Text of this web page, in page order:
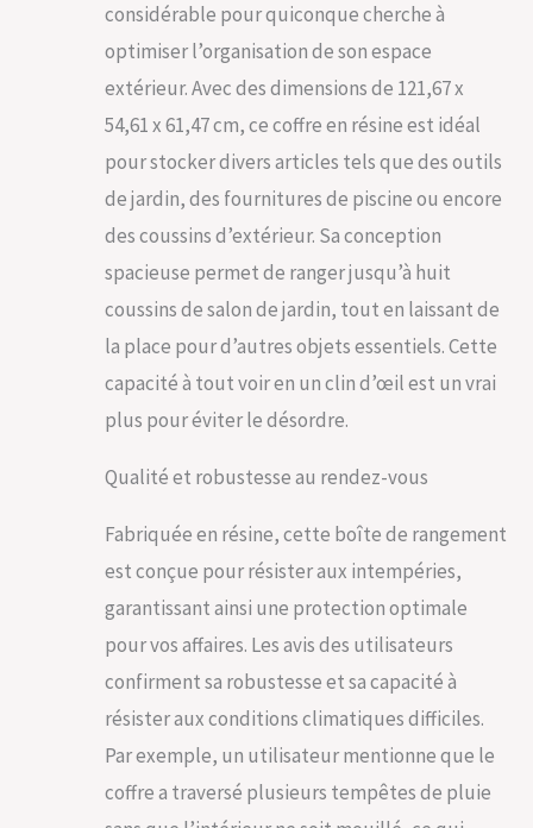
boîte pour les
années à venir
POLYVALENT - Peut
être utilisé à
l'extérieur pour
ranger les des
les outils de
jardinage, les
fournitures
d'extérieur et les
accessoires de
piscine ; le couvercle
verrouillable protège
vos articles en toute
CONCEPTION
couvercle s'ouvre
pour faciliter l'accès
à vos articles ; Conçu
avec des poignées
latérales
ergonomiques, il est
facile à transporter
Facile à assembler -
notre boîte de
rangement en plein
être Assemblée dans
une conception KD (
considérable pour quiconque cherche à
optimiser l’organisation de son espace
extérieur. Avec des dimensions de 121,67 x
54,61 x 61,47 cm, ce coffre en résine est idéal
pour stocker divers articles tels que des outils
de jardin, des fournitures de piscine ou encore
des coussins d’extérieur. Sa conception
spacieuse permet de ranger jusqu’à huit
coussins de salon de jardin, tout en laissant de
la place pour d’autres objets essentiels. Cette
capacité à tout voir en un clin d’œil est un vrai
plus pour éviter le désordre.
Qualité et robustesse au rendez-vous
Fabriquée en résine, cette boîte de rangement
est conçue pour résister aux intempéries,
garantissant ainsi une protection optimale
pour vos affaires. Les avis des utilisateurs
confirment sa robustesse et sa capacité à
résister aux conditions climatiques difficiles.
Par exemple, un utilisateur mentionne que le
coffre a traversé plusieurs tempêtes de pluie